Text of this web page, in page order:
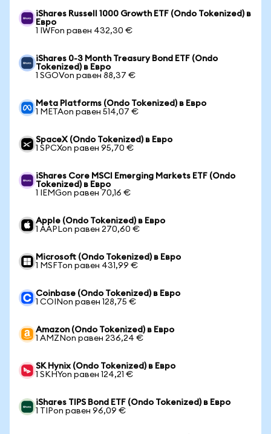
iShares Russell 1000 Growth ETF (Ondo Tokenized) в
Евро
1 IWFon равен 432,30 €
iShares 0-3 Month Treasury Bond ETF (Ondo
Tokenized) в Евро
1 SGOVon равен 88,37 €
Meta Platforms (Ondo Tokenized) в Евро
1 METAon равен 514,07 €
SpaceX (Ondo Tokenized) в Евро
1 SPCXon равен 95,70 €
iShares Core MSCI Emerging Markets ETF (Ondo
Tokenized) в Евро
1 IEMGon равен 70,16 €
Apple (Ondo Tokenized) в Евро
1 AAPLon равен 270,60 €
Microsoft (Ondo Tokenized) в Евро
1 MSFTon равен 431,99 €
Coinbase (Ondo Tokenized) в Евро
1 COINon равен 128,75 €
Amazon (Ondo Tokenized) в Евро
1 AMZNon равен 236,24 €
SK Hynix (Ondo Tokenized) в Евро
1 SKHYon равен 124,21 €
iShares TIPS Bond ETF (Ondo Tokenized) в Евро
1 TIPon равен 96,09 €